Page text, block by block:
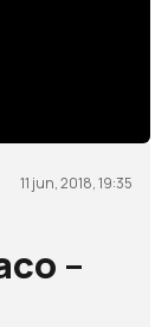
11 jun, 2018, 19:35
–